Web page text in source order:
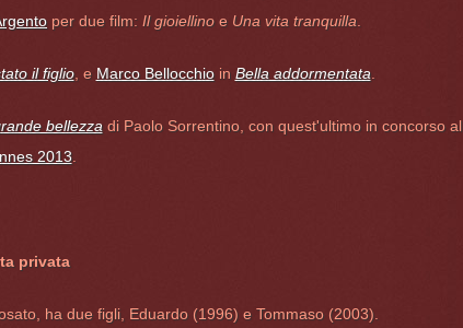
per due film: Il gioiellino e Una vita tranquilla
il figlio, e Marco Bellocchioin Bella addormentata.
bellezzadi Paolo Sorrentino, con quest'ultimo in concorso al
2013.
privata
ha due figli, Eduardo (1996) e Tommaso (2003).